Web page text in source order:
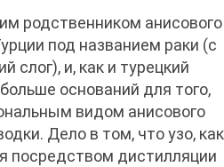
родственником анисового
под названием раки (с
слог), и, как и турецкий
оснований для того,
видом анисового
Дело в том, что узо, как
посредством дистилляции